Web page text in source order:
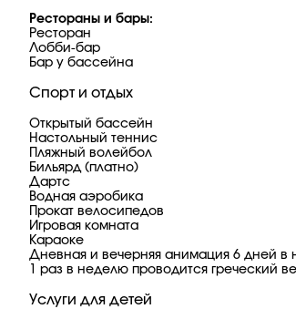
Рестораны и бары:
Ресторан
Лобби-бар
Бар у бассейна
Спорт и отдых
Открытый бассейн
Настольный теннис
Пляжный волейбол
Бильярд (платно)
Дартс
Водная аэробика
Прокат велосипедов
Игровая комната
Караоке
Дневная и вечерняя анимация 6 дней в
1 раз в неделю проводится греческий
Услуги для детей